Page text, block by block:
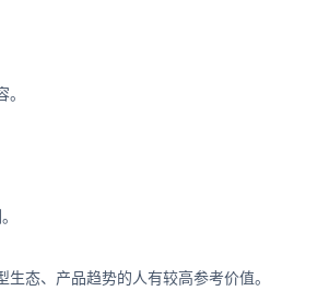
态、产品趋势的人有较高参考价值。